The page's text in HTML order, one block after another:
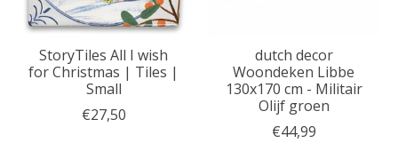
StoryTiles All I wish
for Christmas | Tiles |
Small
€27,50
dutch decor
Woondeken Libbe
130x170 cm - Militair
Olijf groen
€44,99